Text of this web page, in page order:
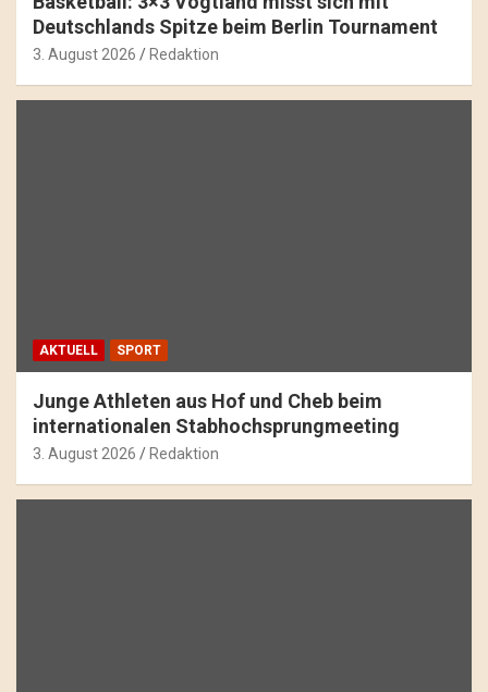
Deutschlands Spitze beim Berlin Tournament
3. August 2026 Redaktion
AKTUELL SPORT
Junge Athleten aus Hof und Cheb beim
internationalen Stabhochsprungmeeting
3. August 2026 Redaktion